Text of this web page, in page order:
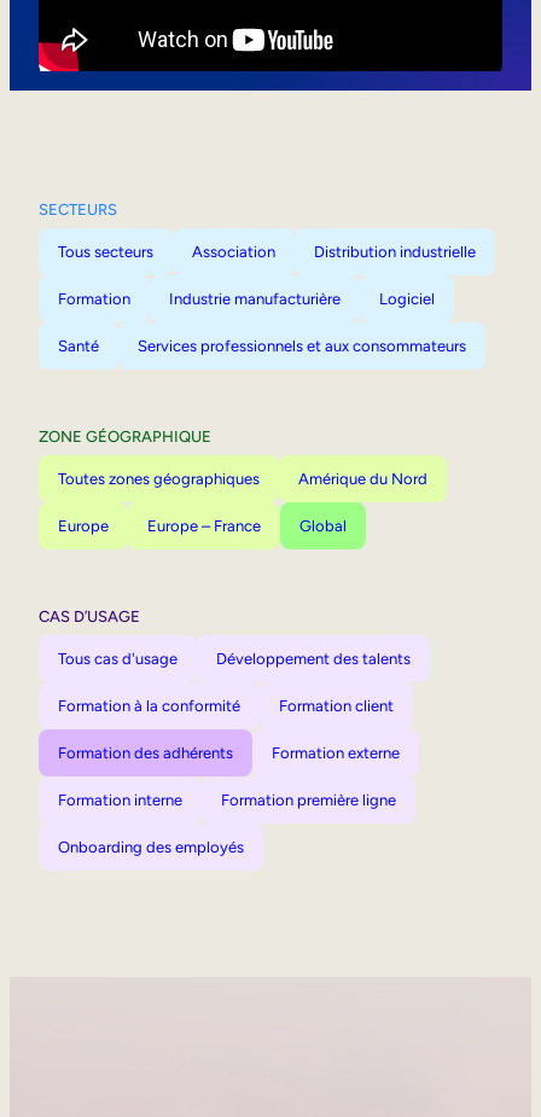
SECTEURS
Tous secteurs Association Distribution industrielle
Formation Industrie manufacturière Logiciel
Santé Services professionnels et aux consommateurs
ZONE GÉOGRAPHIQUE
Toutes zones géographiques Amérique du Nord
Europe Europe – France Global
CAS D’USAGE
Tous cas d'usage Développement des talents
Formation à la conformité Formation client
Formation des adhérents Formation externe
Formation interne Formation première ligne
Onboarding des employés